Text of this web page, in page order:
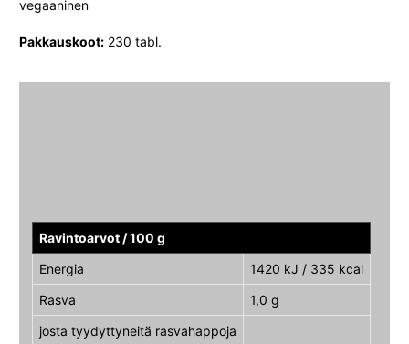
vegaaninen
Pakkauskoot: 230 tabl.
Ravintoarvot / 100 g
Energia
1420 kJ / 335 kcal
Rasva
1,0 g
josta tyydyttyneitä rasvahappoja